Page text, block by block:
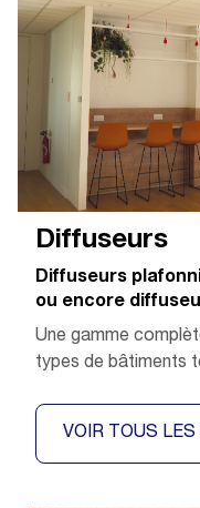
Diffuseurs
Diffuseurs
ou encore
Une gamme
types de bâtiments
VOIR TOUS